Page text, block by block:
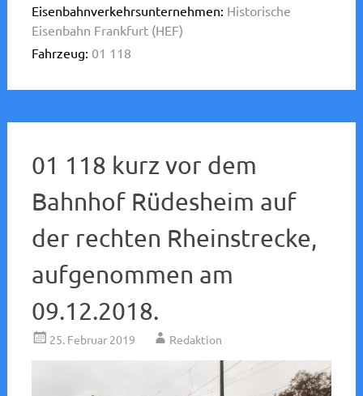
Eisenbahnverkehrsunternehmen: Historische
Eisenbahn Frankfurt (HEF)
Fahrzeug: 01 118
01 118 kurz vor dem
Bahnhof Rüdesheim auf
der rechten Rheinstrecke,
aufgenommen am
09.12.2018.
25. Februar 2019 Redaktion